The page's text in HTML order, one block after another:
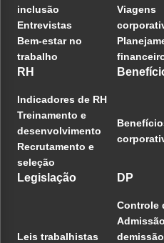
inclusão
Entrevistas
Bem-estar no
trabalho
Viagens
RH
Indicadores de RH
Treinamento e
desenvolvimento
Recrutamento e
seleção
Legislação
Leis trabalhistas
DP
Controle
demissão